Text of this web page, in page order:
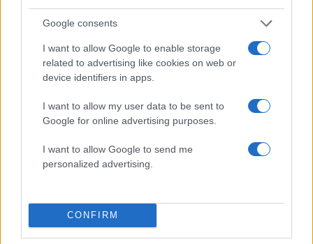
Google consents
I want to allow Google to enable storage
related to advertising like cookies on web or
device identifiers in apps.
I want to allow my user data to be sent to
Google for online advertising purposes.
I want to allow Google to send me
personalized advertising.
CONFIRM
του 2018!
Γονεις,Παιδι
Noon Year’s Eve: Το μεγαλύτερο trend για
γίνεται!
30.12.2018 Νικη Κλεισουρα
Celebrities
Ψήφισε την πιο καλοντυμένη Ελληνίδα
ΔΙΑΦΗΜΙΣΗ